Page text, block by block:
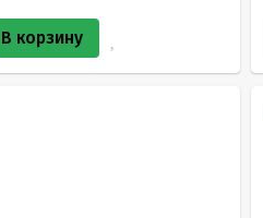
В корзину